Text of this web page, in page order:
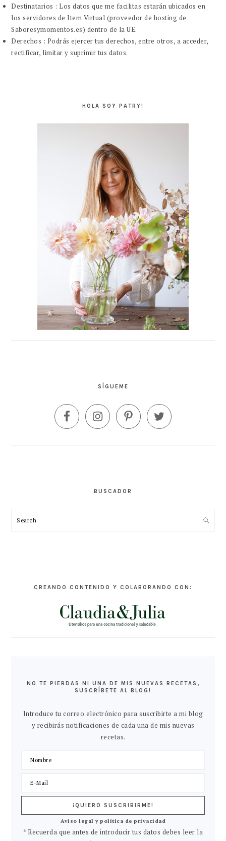
Destinatarios : Los datos que me facilitas estarán ubicados en
los servidores de Item Virtual (proveedor de hosting de
Saboresymomentos.es) dentro de la UE.
Derechos : Podrás ejercer tus derechos, entre otros, a acceder,
rectificar, limitar y suprimir tus datos.
HOLA SOY PATRY!
SÍGUEME
BUSCADOR
Search
CREANDO CONTENIDO Y COLABORANDO CON:
NO TE PIERDAS NI UNA DE MIS NUEVAS RECETAS,
SUSCRÍBETE AL BLOG!
Introduce tu correo electrónico para suscribirte a mi blog
y recibirás notificaciones de cada una de mis nuevas
recetas.
Aviso legal y política de privacidad
* Recuerda que antes de introducir tus datos debes leer la